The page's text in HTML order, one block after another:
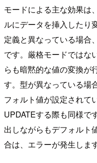
モードによる主な効果は
ルにデータを挿入したり
定義と異なっている場合
です。厳格モードではな
らも暗黙的な値の変換が
す。型が異なっている場
フォルト値が設定されて
UPDATEする際も同様で
出しながらもデフォルト
合は、エラーが発生します